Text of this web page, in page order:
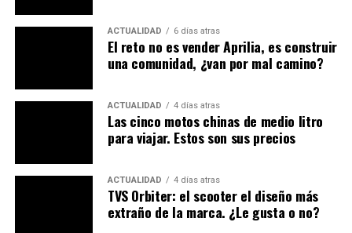
La primera edición del
fue en 2008 y desde entonces, se realiza
cada dos años en escenarios sin comparación como:
Túnez, Sudáfrica, Sudamérica, Canadá y ahora
Tailandia. Estos paisajes han sido testigos de
competencias intensas fomentando la convivencia con
culturas extranjeras, la creación de nuevas amistades y
el contacto con la naturaleza a bordo de lasBMW
esta ocasión se realizó el
Qualifier México y Latinoamérica
vez que se citan tantos países en México para un evento
BMW Motorrad.
ACTUALIDAD 6 días atras
El reto no es vender Aprilia, es construir
una comunidad, ¿van por mal camino?
ACTUALIDAD 4 días atras
Las cinco motos chinas de medio litro
para viajar. Estos son sus precios
ACTUALIDAD 4 días atras
TVS Orbiter: el scooter el diseño más
extraño de la marca. ¿Le gusta o no?